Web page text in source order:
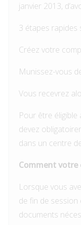
janvier 2013,
3 étapes rapides
Créez votre
Munissez-vous
Vous recevrez
Pour être
devez
dans un centre
Comment
Lorsque vous
de fin de
documents